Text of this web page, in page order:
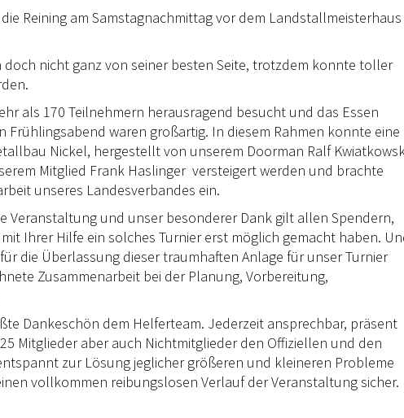
Reining am Samstagnachmittag vor dem Landstallmeisterhaus
doch nicht ganz von seiner besten Seite, trotzdem konnte toller
als 170 Teilnehmern herausragend besucht und das Essen
Frühlingsabend waren großartig. In diesem Rahmen konnte eine
Nickel, hergestellt von unserem Doorman Ralf
Mitglied Frank Haslinger versteigert werden und brachte
unseres Landesverbandes ein.
Veranstaltung und unser besonderer Dank gilt allen Spendern,
Ihrer Hilfe ein solches Turnier erst möglich gemacht haben.
die Überlassung dieser traumhaften Anlage für unser Turnier
Zusammenarbeit bei der Planung, Vorbereitung,
Dankeschön dem Helferteam. Jederzeit ansprechbar, präsent
Mitglieder aber auch Nichtmitglieder den Offiziellen und den
zur Lösung jeglicher größeren und kleineren Probleme
vollkommen reibungslosen Verlauf der Veranstaltung sicher.